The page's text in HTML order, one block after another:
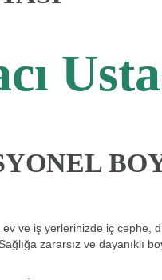
ve iş yerlerinizde iç cephe,
zararsız ve dayanıklı